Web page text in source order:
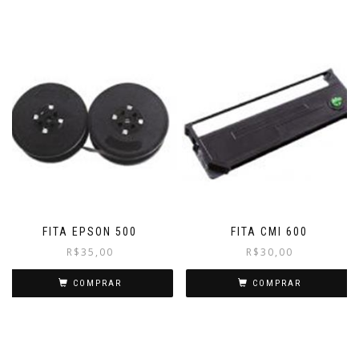
FITA EPSON 500
R$35,00
COMPRAR
FITA CMI 600
R$30,00
COMPRAR